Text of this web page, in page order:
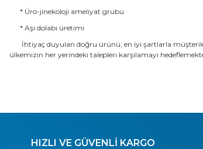
* Üro-jinekoloji ameliyat grubu
* Aşı dolabı üretimi
İhtiyaç duyulan doğru ürünü, en iyi şartlarla
ülkemizin her yerindeki talepleri karşılamayı
HIZLI VE GÜVENLİ KARGO